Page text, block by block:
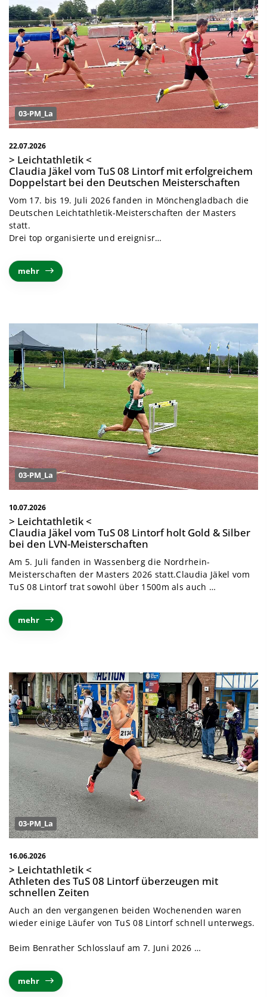
03-PM_La
22.07.2026
> Leichtathletik <
Claudia Jäkel vom TuS 08 Lintorf mit erfolgreichem
Doppelstart bei den Deutschen Meisterschaften
Vom 17. bis 19. Juli 2026 fanden in Mönchengladbach die
Deutschen Leichtathletik-Meisterschaften der Masters
statt.
Drei top organisierte und ereignisr…
mehr
03-PM_La
10.07.2026
> Leichtathletik <
Claudia Jäkel vom TuS 08 Lintorf holt Gold & Silber
bei den LVN-Meisterschaften
Am 5. Juli fanden in Wassenberg die Nordrhein-
Meisterschaften der Masters 2026 statt.Claudia Jäkel vom
TuS 08 Lintorf trat sowohl über 1500m als auch …
mehr
03-PM_La
16.06.2026
> Leichtathletik <
Athleten des TuS 08 Lintorf überzeugen mit
schnellen Zeiten
Auch an den vergangenen beiden Wochenenden waren
wieder einige Läufer von TuS 08 Lintorf schnell unterwegs.
Beim Benrather Schlosslauf am 7. Juni 2026 …
mehr